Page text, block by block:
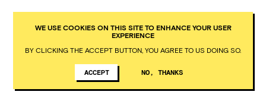
WE USE COOKIES ON THIS SITE TO ENHANCE YOUR USER
EXPERIENCE
BY CLICKING THE ACCEPT BUTTON, YOU AGREE TO US DOING SO.
ACCEPT NO, THANKS